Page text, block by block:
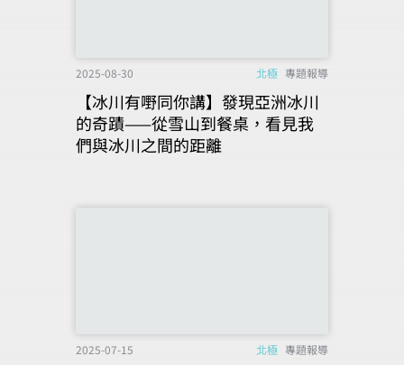
2025-08-30 北極 專題報導
【冰川有嘢同你講】發現亞洲冰川
的奇蹟——從雪山到餐桌，看見我
們與冰川之間的距離
2025-07-15 北極 專題報導